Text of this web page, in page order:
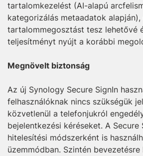
tartalomkezelést (AI-alapú
kategorizálás metaadatok
tartalommegosztást tesz lehetővé
teljesítményt nyújt a korábbi
Megnövelt biztonság
Az új Synology Secure SignIn
felhasználóknak nincs szükségük
közvetlenül a telefonjukról
bejelentkezési kéréseket. A Secure
hitelesítési módszerként is
üzemmódban. Szintén bevezetésre